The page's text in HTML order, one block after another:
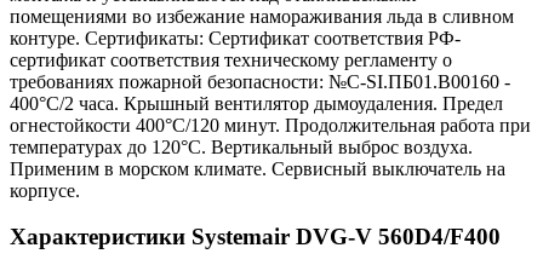
помещениями во избежание намораживания льда в сливном
контуре. Сертификаты: Сертификат соответствия РФ-
сертификат соответствия техническому регламенту о
требованиях пожарной безопасности: №С-SI.ПБ01.В00160 -
400°С/2 часа. Крышный вентилятор дымоудаления. Предел
огнестойкости 400°C/120 минут. Продолжительная работа при
температурах до 120°C. Вертикальный выброс воздуха.
Применим в морском климате. Сервисный выключатель на
корпусе.
Характеристики Systemair DVG-V 560D4/F400